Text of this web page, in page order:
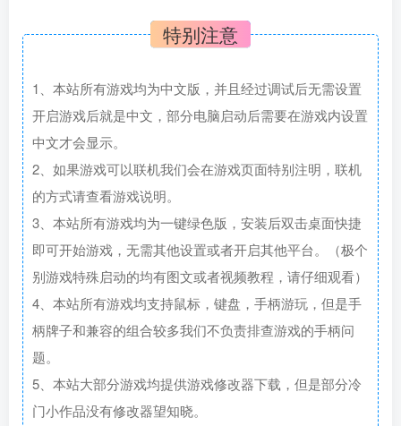
特别注意
1、本站所有游戏均为中文版，并且经过调试后无需设置
开启游戏后就是中文，部分电脑启动后需要在游戏内设置
中文才会显示。
2、如果游戏可以联机我们会在游戏页面特别注明，联机
的方式请查看游戏说明。
3、本站所有游戏均为一键绿色版，安装后双击桌面快捷
即可开始游戏，无需其他设置或者开启其他平台。（极个
别游戏特殊启动的均有图文或者视频教程，请仔细观看）
4、本站所有游戏均支持鼠标，键盘，手柄游玩，但是手
柄牌子和兼容的组合较多我们不负责排查游戏的手柄问
题。
5、本站大部分游戏均提供游戏修改器下载，但是部分冷
门小作品没有修改器望知晓。